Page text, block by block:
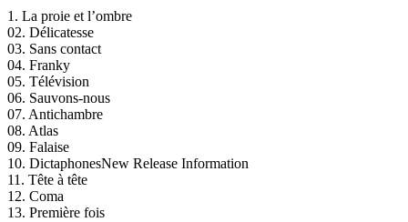
1. La proie et l’ombre
02. Délicatesse
03. Sans contact
04. Franky
05. Télévision
06. Sauvons-nous
07. Antichambre
08. Atlas
09. Falaise
10. DictaphonesNew Release Information
11. Tête à tête
12. Coma
13. Première fois